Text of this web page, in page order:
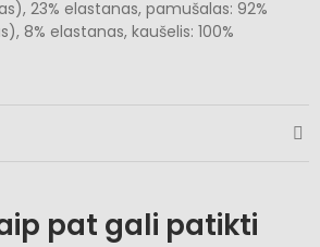
23% elastanas, pamušalas: 92%
8% elastanas, kaušelis: 100%
pat gali patikti